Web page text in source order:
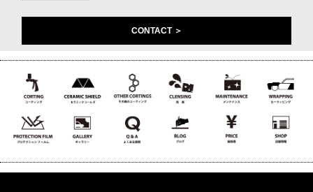
CONTACT ＞